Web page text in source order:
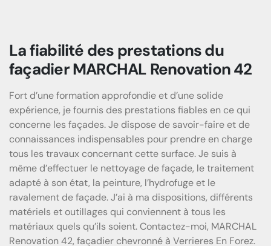
La fiabilité des prestations du
façadier MARCHAL Renovation 42
Fort d’une formation approfondie et d’une solide
expérience, je fournis des prestations fiables en ce qui
concerne les façades. Je dispose de savoir-faire et de
connaissances indispensables pour prendre en charge
tous les travaux concernant cette surface. Je suis à
même d’effectuer le nettoyage de façade, le traitement
adapté à son état, la peinture, l’hydrofuge et le
ravalement de façade. J’ai à ma dispositions, différents
matériels et outillages qui conviennent à tous les
matériaux quels qu’ils soient. Contactez-moi, MARCHAL
Renovation 42, façadier chevronné à Verrieres En Forez.